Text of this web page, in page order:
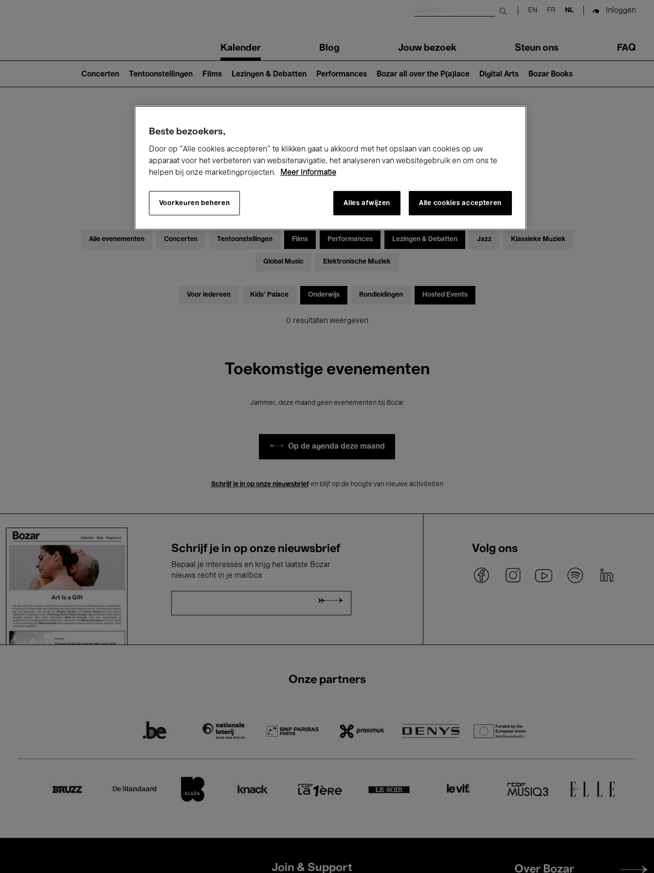
Submit search
EN FR NL Inloggen
navigationKalender Blog Jouw bezoek Steun ons FAQ
2)
Concerten Tentoonstellingen Films Lezingen & Debatten Performances Bozar all over the P(a)lace Digital Arts Bozar Books
Alle evenementen Concerten Tentoonstellingen Films Performances Lezingen & Debatten Jazz Klassieke Muziek
Global Music Elektronische Muziek
Voor iedereen Kids’ Palace Onderwijs Rondleidingen Hosted Events
0 resultaten weergeven
Toekomstige evenementen
Jammer, deze maand geen evenementen bij Bozar
Op de agenda deze maand
Schrijf je in op onze nieuwsbriefen blijf op de hoogte van nieuwe activiteiten
Schrijf je in op onze nieuwsbrief
Bepaal je interesses en krijg het laatste Bozar
nieuws recht in je mailbox
Volg ons
Onze partners
Join & Support
Footer
Over Bozar
Beste bezoekers,
Door op “Alle cookies accepteren” te klikken gaat u akkoord met het opslaan van cookies op uw
apparaat voor het verbeteren van websitenavigatie, het analyseren van websitegebruik en om ons te
helpen bij onze marketingprojecten.
Meer informatie
Voorkeuren beheren Alles afwijzen Alle cookies accepteren